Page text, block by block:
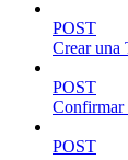
POST
Crear una
POST
Confirmar
POST